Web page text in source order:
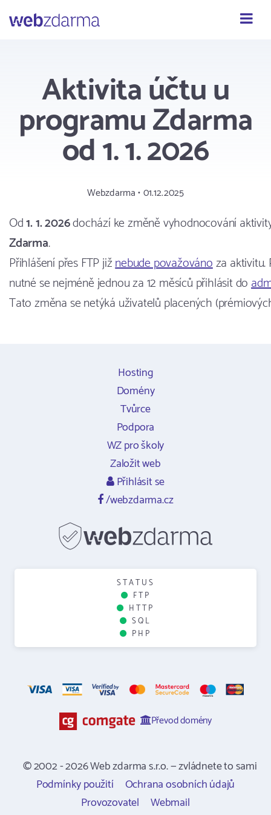
Aktivita účtu u
programu Zdarma
od 1. 1. 2026
Webzdarma • 01.12.2025
Od1. 1. 2026dochází ke změně vyhodnocování
Zdarma.
Přihlášení přes FTP jižnebude považovánoza aktivitu.
nutné se nejméně jednou za 12 měsíců přihlásit do
Tato změna se netýká uživatelů placených
Hosting
Domény
Tvůrce
Podpora
WZ pro školy
Založit web
Přihlásit se
/webzdarma.cz
STATUS
FTP
HTTP
SQL
PHP
Převod domény
© 2002 - 2026 Web zdarma s.r.o. — zvládnete to sami
Podmínky použití
Ochrana osobních údajů
Provozovatel
Webmail